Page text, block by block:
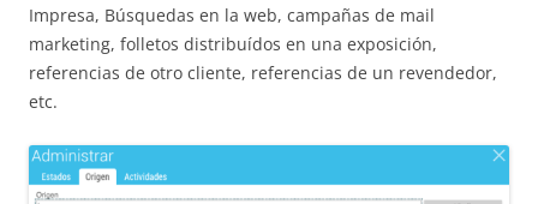
Impresa, Búsquedas en la web, campañas de mail
marketing, folletos distribuídos en una exposición,
referencias de otro cliente, referencias de un revendedor,
etc.